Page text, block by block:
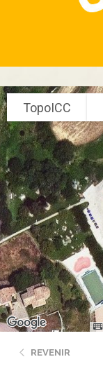
TopoICC
REVENIR